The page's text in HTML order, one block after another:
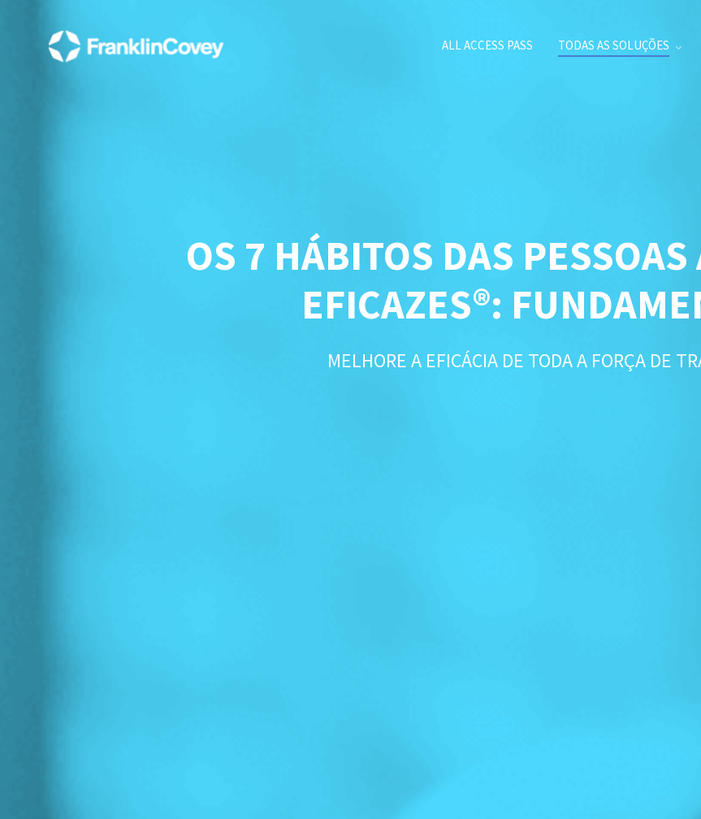
ALL ACCESS PASS TODAS AS SOLUÇÕES
OS 7 HÁBITOS DAS PESSOAS
EFICAZES®:
MELHORE A EFICÁCIA DE TODA A FORÇA DE